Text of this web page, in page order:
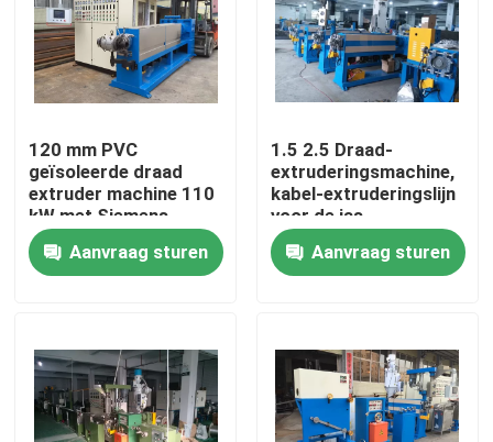
Over ons
Fabriekstocht
Kwaliteitscontrole
Neem contact met ons op
Cable Extruder Machine
Draadtrekkers
120 mm PVC
geïsoleerde draad
extruder machine 110
kW met Siemens
motor
Aanvraag sturen
1.5 2.5 Draad-
extruderingsmachine,
kabel-extruderingslijn
voor de jas
Aanvraag sturen